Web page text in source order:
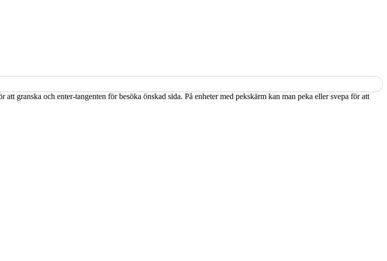
granska och enter-tangenten för besöka önskad sida. På enheter med pekskärm kan man peka eller svepa för att